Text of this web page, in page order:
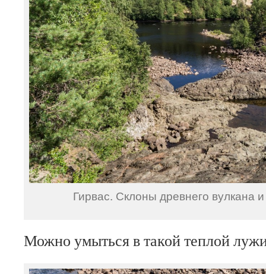
Гирвас. Склоны древнего вулкана
Можно умыться в такой теплой